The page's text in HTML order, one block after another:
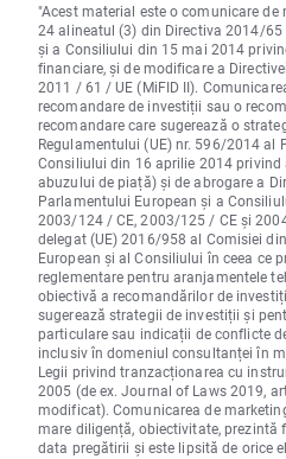
"Acest material este o comunicare
24 alineatul (3) din Directiva 2014/
și a Consiliului din 15 mai 2014
financiare, și de modificare a
2011 / 61 / UE (MiFID II).
recomandare de investiții sau o
recomandare care sugerează o
Regulamentului (UE) nr. 596/2014 al
Consiliului din 16 aprilie 2014
abuzului de piață) și de abrogare a
Parlamentului European și a
2003/124 / CE, 2003/125 / CE și
delegat (UE) 2016/958 al Comisiei
European și al Consiliului în ceea ce
reglementare pentru aranjamentele
obiectivă a recomandărilor de
sugerează strategii de investiții și
particulare sau indicații de conflicte
inclusiv în domeniul consultanței în
Legii privind tranzacționarea cu
2005 (de ex. Journal of Laws 2019,
modificat). Comunicarea de
mare diligență, obiectivitate, prezintă
data pregătirii și este lipsită de orice